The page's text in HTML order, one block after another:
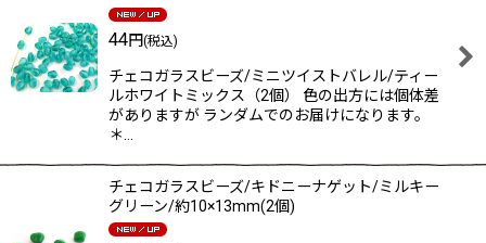
44円(税込)
チェコガラスビーズ/ミニツイストバレル/ティー
ルホワイトミックス（2個） 色の出方には個体差
がありますが ランダムでのお届けになります。
＊…
チェコガラスビーズ/キドニーナゲット/ミルキー
グリーン/約10×13mm(2個)